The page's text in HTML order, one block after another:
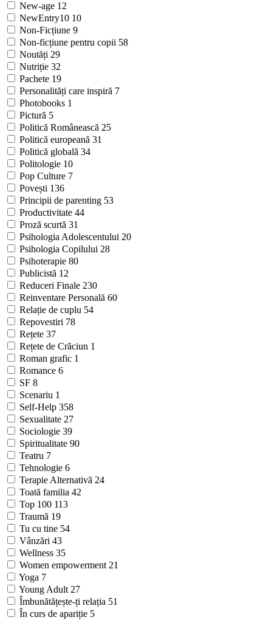
New-age 12
NewEntry10 10
Non-Ficțiune 9
Non-ficțiune pentru copii 58
Noutăți 29
Nutriție 32
Pachete 19
Personalități care inspiră 7
Photobooks 1
Pictură 5
Politică Românească 25
Politică europeană 31
Politică globală 34
Politologie 10
Pop Culture 7
Povești 136
Principii de parenting 53
Productivitate 44
Proză scurtă 31
Psihologia Adolescentului 20
Psihologia Copilului 28
Psihoterapie 80
Publicistă 12
Reduceri Finale 230
Reinventare Personală 60
Relație de cuplu 54
Repovestiri 78
Rețete 37
Rețete de Crăciun 1
Roman grafic 1
Romance 6
SF 8
Scenariu 1
Self-Help 358
Sexualitate 27
Sociologie 39
Spiritualitate 90
Teatru 7
Tehnologie 6
Terapie Alternativă 24
Toată familia 42
Top 100 113
Traumă 19
Tu cu tine 54
Vânzări 43
Wellness 35
Women empowerment 21
Yoga 7
Young Adult 27
Îmbunătățește-ți relația 51
În curs de apariție 5